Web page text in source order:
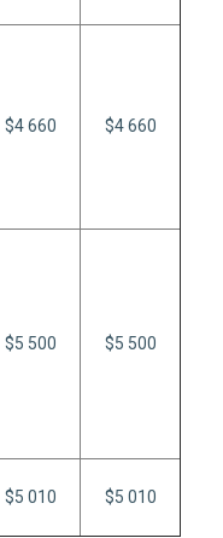
$4 660 $4 660
$5 500 $5 500
$5 010 $5 010